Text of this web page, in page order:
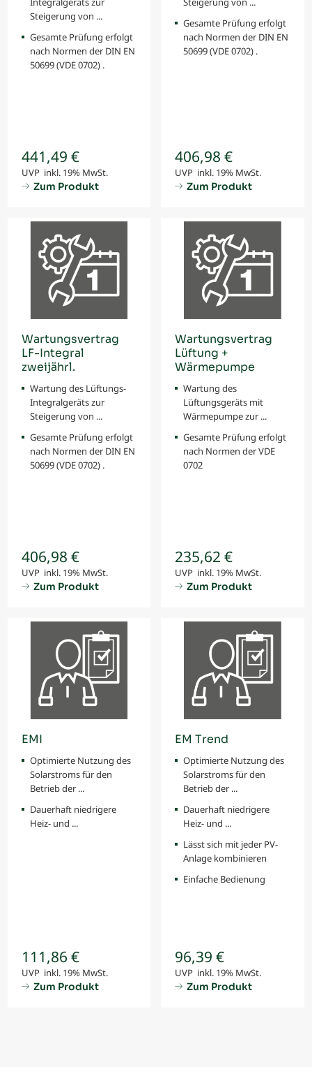
Steigerung von ...
Gesamte Prüfung erfolgt
nach Normen der DIN EN
50699 (VDE 0702) .
441,49 €
UVP inkl. 19% MwSt.
Zum Produkt
Gesamte Prüfung erfolgt
nach Normen der DIN EN
50699 (VDE 0702) .
406,98 €
UVP inkl. 19% MwSt.
Zum Produkt
Wartungsvertrag
LF-Integral
zweijährl.
Wartung des Lüftungs-
Integralgeräts zur
Steigerung von ...
Gesamte Prüfung erfolgt
nach Normen der DIN EN
50699 (VDE 0702) .
406,98 €
UVP inkl. 19% MwSt.
Zum Produkt
Wartungsvertrag
Lüftung +
Wärmepumpe
Wartung des
Lüftungsgeräts mit
Wärmepumpe zur ...
Gesamte Prüfung erfolgt
nach Normen der VDE
0702
235,62 €
UVP inkl. 19% MwSt.
Zum Produkt
EMI
Optimierte Nutzung des
Solarstroms für den
Betrieb der ...
Dauerhaft niedrigere
Heiz- und ...
111,86 €
UVP inkl. 19% MwSt.
Zum Produkt
EM Trend
Optimierte Nutzung des
Solarstroms für den
Betrieb der ...
Dauerhaft niedrigere
Heiz- und ...
Lässt sich mit jeder PV-
Anlage kombinieren
Einfache Bedienung
96,39 €
UVP inkl. 19% MwSt.
Zum Produkt